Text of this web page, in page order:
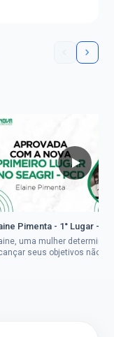
Pimenta - 1° Lugar -
uma mulher
seus objetivos não